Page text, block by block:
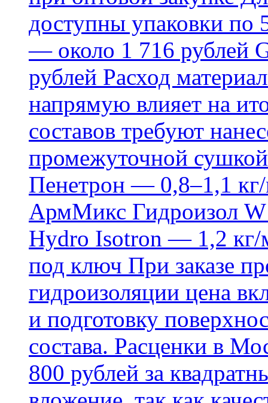
доступны упаковки по
— около 1 716 рублей
рублей Расход
напрямую влияет на
составов требуют
промежуточной
Пенетрон — 0,8–1,1 кг/
АрмМикс Гидроизол
Hydro Isotron — 1,2 кг/
под ключ При заказе
гидроизоляции цена
и подготовку
состава. Расценки в
800 рублей за